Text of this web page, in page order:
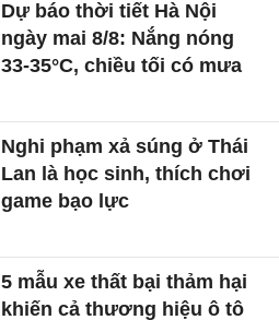
Dự báo thời tiết Hà Nội
ngày mai 8/8: Nắng nóng
33-35°C, chiều tối có mưa
Nghi phạm xả súng ở Thái
Lan là học sinh, thích chơi
game bạo lực
5 mẫu xe thất bại thảm hại
khiến cả thương hiệu ô tô